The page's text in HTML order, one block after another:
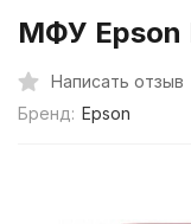
МФУ Epson
Написать отзыв
Бренд: Epson